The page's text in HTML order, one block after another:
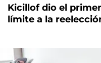
Kicillof dio el
límite a la